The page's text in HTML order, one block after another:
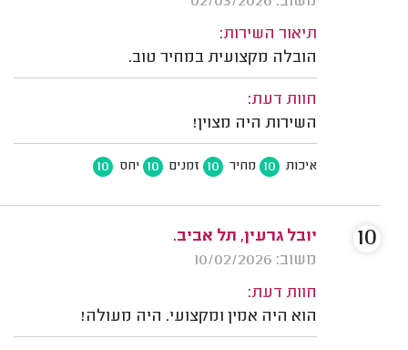
תיאור השירות:
הובלה מקצועית במחיר טוב.
חוות דעת:
השירות היה מצוין!
איכות 10 מחיר 10 זמנים 10 יחס 10
יובל גרעין, תל אביב.
משוב: 10/02/2026
חוות דעת:
הוא היה אמין ומקצועי. היה מעולה!
10